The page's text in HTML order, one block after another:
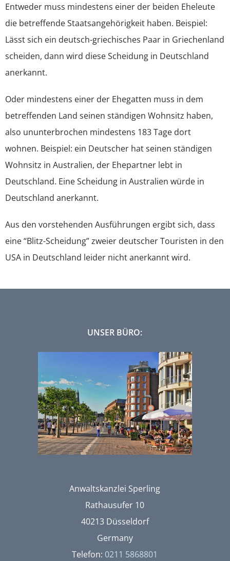
Entweder muss mindestens einer der beiden Eheleute
die betreffende Staatsangehörigkeit haben. Beispiel:
Lässt sich ein deutsch-griechisches Paar in Griechenland
scheiden, dann wird diese Scheidung in Deutschland
anerkannt.
Oder mindestens einer der Ehegatten muss in dem
betreffenden Land seinen ständigen Wohnsitz haben,
also ununterbrochen mindestens 183 Tage dort
wohnen. Beispiel: ein Deutscher hat seinen ständigen
Wohnsitz in Australien, der Ehepartner lebt in
Deutschland. Eine Scheidung in Australien würde in
Deutschland anerkannt.
Aus den vorstehenden Ausführungen ergibt sich, dass
eine “Blitz-Scheidung” zweier deutscher Touristen in den
USA in Deutschland leider nicht anerkannt wird.
UNSER BÜRO:
Anwaltskanzlei Sperling
Rathausufer 10
40213 Düsseldorf
Germany
Telefon: 0211 5868801